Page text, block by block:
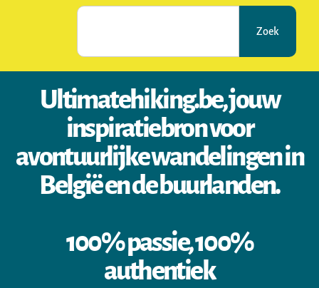
Zoek
Ultimatehiking.be, jouw
inspiratiebron voor
avontuurlijke wandelingen in
België en de buurlanden.
100% passie, 100%
authentiek